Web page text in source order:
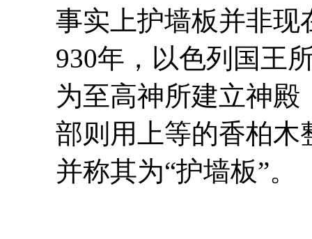
事实上护墙板并非现
930年，以色列国王
为至高神所建立神
部则用上等的香柏木
并称其为“护墙板”。